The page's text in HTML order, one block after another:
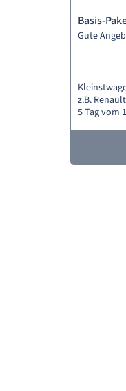
Basis-
Gute
z.B.
5 Tag vom